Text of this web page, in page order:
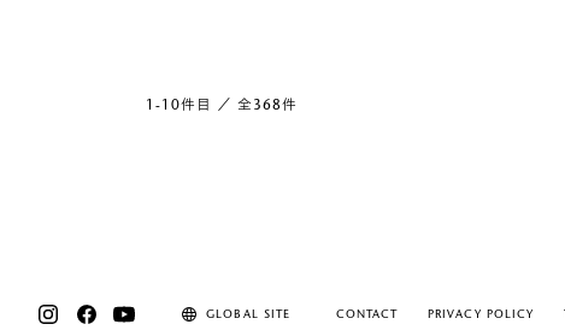
1-10件目 ／ 全368件
CONTACT PRIVACY POLICY
GLOBAL SITE